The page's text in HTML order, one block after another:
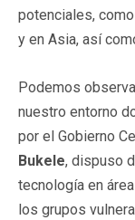
potenciales,
y en Asia, así
Podemos
nuestro entorno
por el Gobierno
Bukele, dispuso
tecnología en
los grupos